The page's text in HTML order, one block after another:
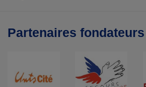
Partenaires fondateurs